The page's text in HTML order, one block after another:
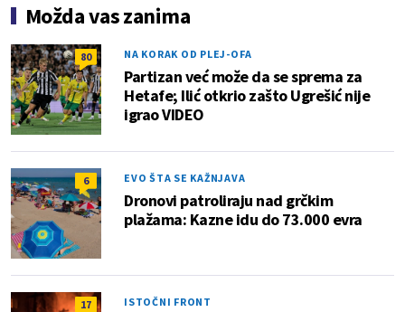
Možda vas zanima
80 NA KORAK OD PLEJ-OFA
Partizan već može da se sprema za
Hetafe; Ilić otkrio zašto Ugrešić nije
igrao VIDEO
6 EVO ŠTA SE KAŽNJAVA
Dronovi patroliraju nad grčkim
plažama: Kazne idu do 73.000 evra
17 ISTOČNI FRONT